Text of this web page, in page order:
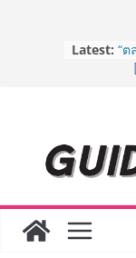
Latest: “ต
ส
ครั้
ส
ปร